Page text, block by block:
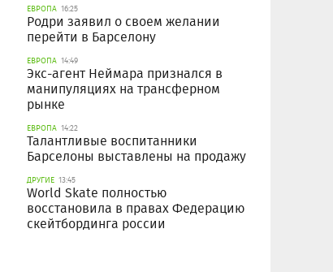
ЕВРОПА 16:25
Родри заявил о своем желании
перейти в Барселону
ЕВРОПА 14:49
Экс-агент Неймара признался в
манипуляциях на трансферном
рынке
ЕВРОПА 14:22
Талантливые воспитанники
Барселоны выставлены на продажу
ДРУГИЕ 13:45
World Skate полностью
восстановила в правах Федерацию
скейтбординга россии